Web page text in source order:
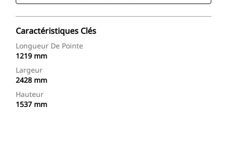
Caractéristiques Clés
Longueur De Pointe
1219 mm
Largeur
2428 mm
Hauteur
1537 mm